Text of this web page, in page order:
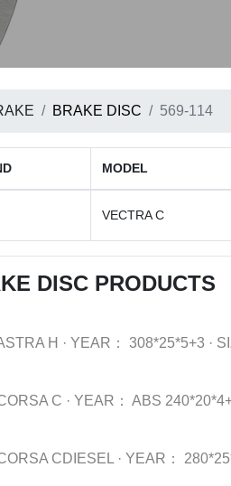
BRAKE DISC 569-114
MODEL
VECTRA C
DISC PRODUCTS
H · YEAR： 308*25*5+3 ·
C · YEAR： ABS
CDIESEL · YEAR：